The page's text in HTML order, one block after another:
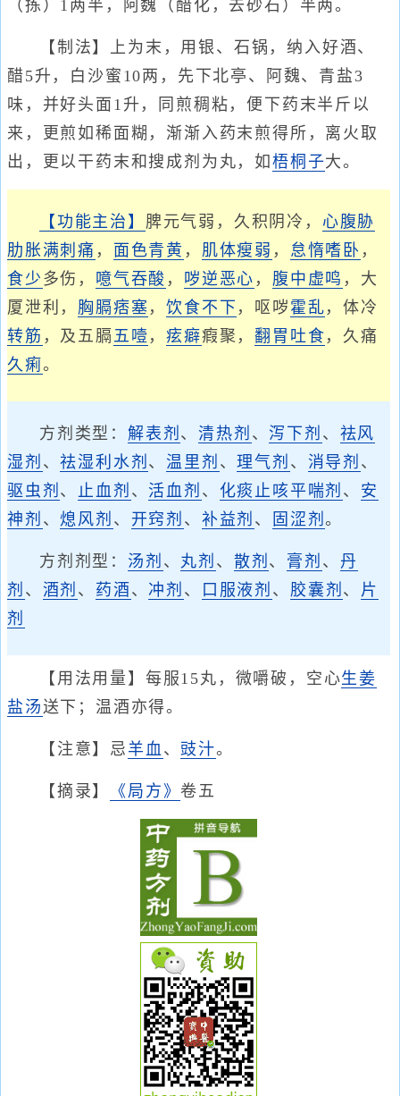
（拣）1两半，阿魏（醋化，去砂石）半两。
【制法】上为末，用银、石锅，纳入好酒、
醋5升，白沙蜜10两，先下北亭、阿魏、青盐3
味，并好头面1升，同煎稠粘，便下药末半斤以
来，更煎如稀面糊，渐渐入药末煎得所，离火取
出，更以干药末和搜成剂为丸，如 梧桐子大。
【功能主治】 脾元气弱，久积阴冷， 心腹胁
肋胀满刺痛 ， 面色青黄 ， 肌体瘦弱 ， 怠惰嗜卧 ，
食少 多伤， 噫气吞酸 ， 哕逆恶心 ， 腹中虚鸣 ，大
厦泄利， 胸膈痞塞 ，饮食不下 ，呕哕 霍乱 ，体冷
转筋 ，及五膈 五噎 ，痃癖瘕聚，翻胃吐食 ，久痛
久痢。
方剂类型： 解表剂 、清热剂 、 泻下剂 、 祛风
湿剂 、祛湿利水剂 、温里剂 、理气剂 、 消导剂 、
驱虫剂 、 止血剂 、 活血剂 、 化痰止咳平喘剂 、 安
神剂 、熄风剂 、 开窍剂 、 补益剂 、 固涩剂。
方剂剂型： 汤剂 、 丸剂 、 散剂 、 膏剂 、 丹
剂 、 酒剂 、 药酒 、 冲剂 、 口服液剂 、 胶囊剂 、 片
剂
【用法用量】每服15丸，微嚼破，空心生姜
盐汤 送下；温酒亦得。
【注意】忌 羊血、豉汁。
【摘录】 《局方》卷五